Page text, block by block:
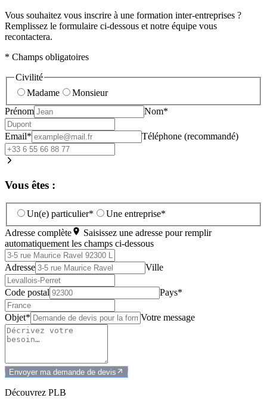
Vous souhaitez vous inscrire à une formation inter-entreprises ?
Remplissez le formulaire ci-dessous et notre équipe vous
recontactera.
* Champs obligatoires
Civilité
Madame
Monsieur
Prénom
Nom*
Email* Téléphone (recommandé)
Vous êtes :
Un(e) particulier*
Une entreprise*
Adresse complète
Saisissez une adresse pour remplir
automatiquement les champs ci-dessous
Adresse Ville
Code postal Pays*
Objet* Votre message
Envoyer ma demande de devis
Découvrez PLB